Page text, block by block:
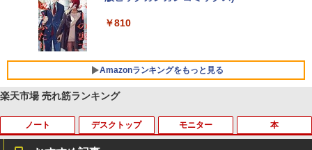
学/WEB会議(ホワイト)
Xiaomi シャオミ REDMI Buds 8 Lite ワイヤ
レスイヤホン Bluetooth 5.4 ノイズキャンセ
リング ANC 36時間再生
￥3,480
] [ 水 ] [ ペットボトル ] [ 箱買い ] [ ストック
￥998
￥810
Amazonランキングをもっと見る
楽天市場 売れ筋ランキング
ノート デスクトップ モニター 本